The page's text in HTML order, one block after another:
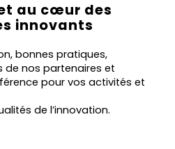
au cœur des
innovants
bonnes pratiques,
de nos partenaires et
pour vos activités et
de l’innovation.